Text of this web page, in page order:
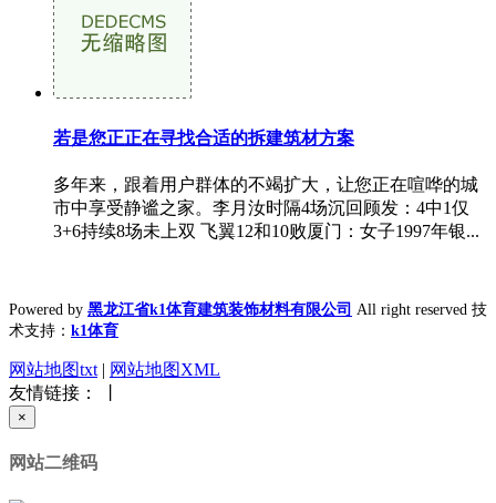
若是您正正在寻找合适的拆建筑材方案
多年来，跟着用户群体的不竭扩大，让您正在喧哗的城
市中享受静谧之家。李月汝时隔4场沉回顾发：4中1仅
3+6持续8场未上双 飞翼12和10败厦门：女子1997年银...
Powered by 黑龙江省k1体育建筑装饰材料有限公司 All right reserved 技
术支持： k1体育
网站地图txt | 网站地图XML
友情链接： 丨
×
网站二维码